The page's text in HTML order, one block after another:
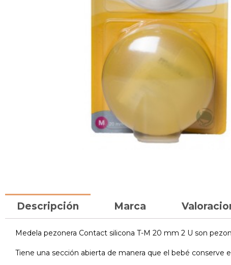
Descripción Marca
Medela pezonera Contact silicona T-M 20 mm 2 U son
Tiene una sección abierta de manera que el bebé conserve